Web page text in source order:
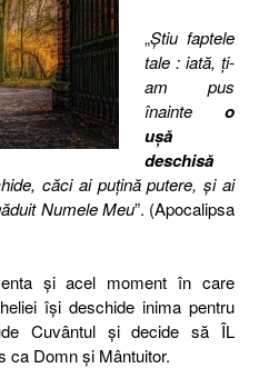
„Ştiu faptele
tale : iată, ţi-
am pus
înainte o
uşă
deschisă
căci ai puţină putere, şi ai
Numele Meu”. (Apocalipsa
şi acel moment în care
îşi deschide inima pentru
Cuvântul şi decide să ÎL
ca Domn şi Mântuitor.